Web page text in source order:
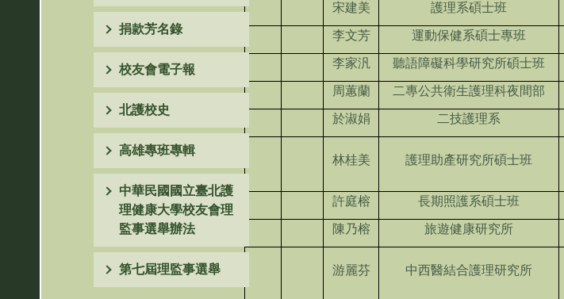
捐款芳名錄
校友會電子報
北護校史
高雄專班專輯
中華民國國立臺北護
理健康大學校友會理
監事選舉辦法
第七屆理監事選舉
宋建美 護理系碩士班
李文芳 運動保健系碩士專班
李家汎 聽語障礙科學研究所碩士班
周蕙蘭 二專公共衛生護理科夜間部
於淑娟 二技護理系
林桂美 護理助產研究所碩士班
許庭榕 長期照護系碩士班
陳乃榕 旅遊健康研究所
游麗芬 中西醫結合護理研究所